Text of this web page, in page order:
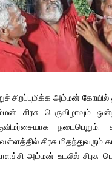
சிறப்புமிக்க அம்மன் கோயில்
சிரசு பெருவிழாவும்
நடைபெறும்.
சிரசு மிதந்துவரும்
அம்மன் உடலில் சிரசு